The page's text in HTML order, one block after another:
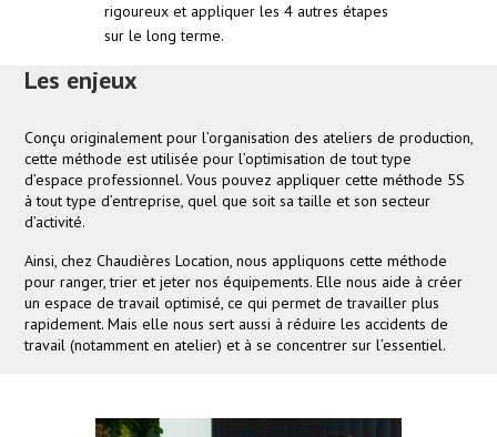
rigoureux et appliquer les 4 autres étapes
sur le long terme.
Les enjeux
Conçu originalement pour l’organisation des ateliers de production,
cette méthode est utilisée pour l’optimisation de tout type
d’espace professionnel. Vous pouvez appliquer cette méthode 5S
à tout type d’entreprise, quel que soit sa taille et son secteur
d’activité.
Ainsi, chez Chaudières Location, nous appliquons cette méthode
pour ranger, trier et jeter nos équipements. Elle nous aide à créer
un espace de travail optimisé, ce qui permet de travailler plus
rapidement. Mais elle nous sert aussi à réduire les accidents de
travail (notamment en atelier) et à se concentrer sur l’essentiel.